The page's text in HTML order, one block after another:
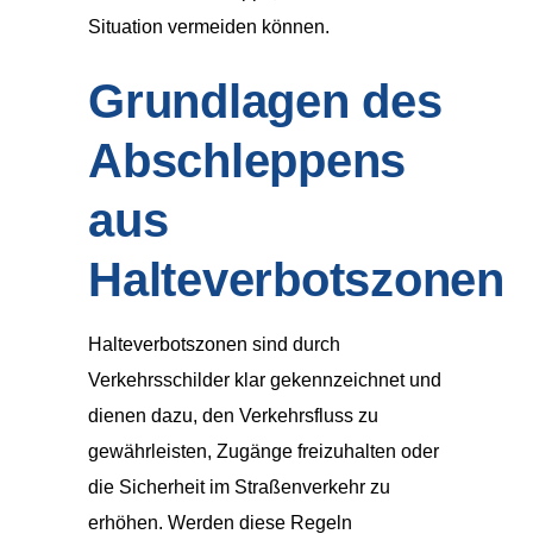
Situation vermeiden können.
Grundlagen des
Abschleppens
aus
Halteverbotszonen
Halteverbotszonen sind durch
Verkehrsschilder klar gekennzeichnet und
dienen dazu, den Verkehrsfluss zu
gewährleisten, Zugänge freizuhalten oder
die Sicherheit im Straßenverkehr zu
erhöhen. Werden diese Regeln